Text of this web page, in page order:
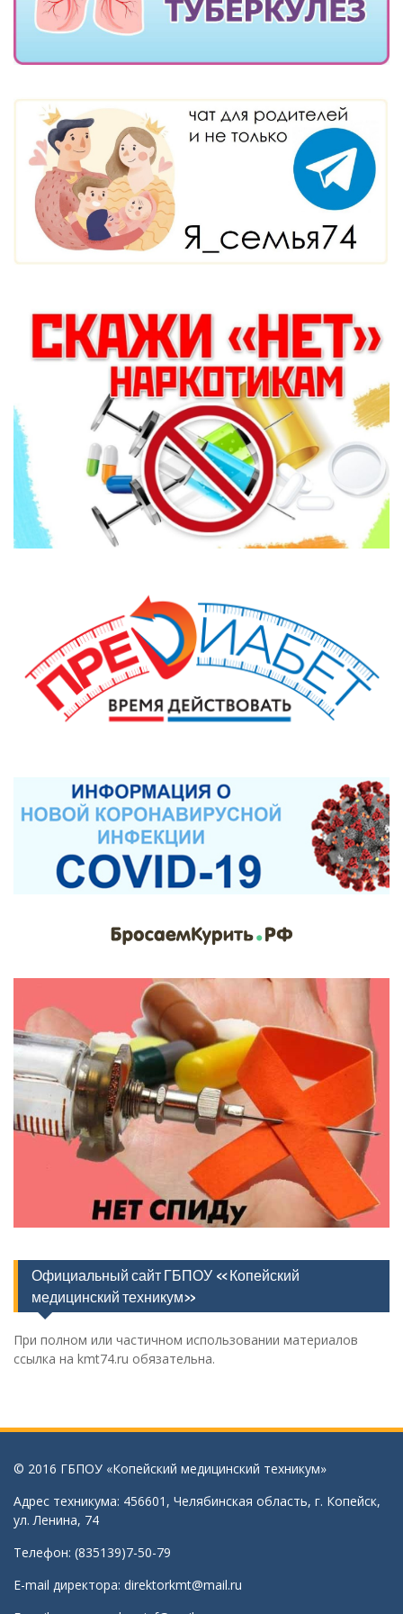
Официальный сайт ГБПОУ «Копейский
медицинский техникум»
При полном или частичном использовании материалов
ссылка на kmt74.ru обязательна.
© 2016 ГБПОУ «Копейский медицинский техникум»
Адрес техникума: 456601, Челябинская область, г. Копейск,
ул. Ленина, 74
Телефон: (835139)7-50-79
E-mail директора: direktorkmt@mail.ru